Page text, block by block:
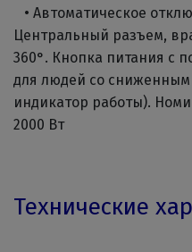
• Автоматическое
Центральный разъем,
360°. Кнопка питания с
для людей со сниженным
индикатор работы).
2000 Вт
Технические